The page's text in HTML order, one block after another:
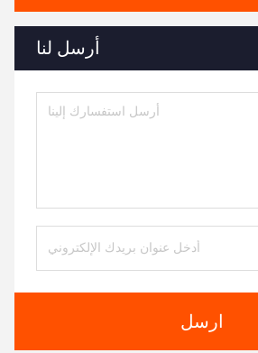
أرسل لنا
ارسل